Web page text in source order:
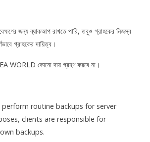
জন্য ব্যাকআপ রাখতে পারি, তবুও গ্রাহকের নিজস্ব
গ্রাহকের দায়িত্ব।
WORLD কোনো দায় গ্রহণ করবে না।
routine backups for server
clients are responsible for
backups.